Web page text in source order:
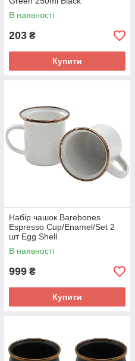
В наявності
203 ₴
Купити
Набір чашок Barebones
Espresso Cup/Enamel/Set 2
шт Egg Shell
В наявності
999 ₴
Купити